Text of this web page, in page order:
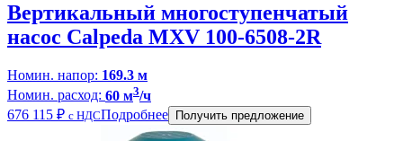
Вертикальный многоступенчатый
насос Calpeda MXV 100-6508-2R
Номин. напор: 169.3 м
Номин. расход: 60 м3/ч
676 115 ₽ с НДСПодробнее Получить предложение